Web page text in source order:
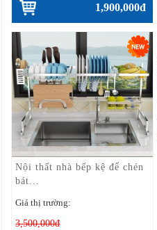
1,900,000đ
Nội thất nhà bếp kệ để chén
bát...
Giá thị trường:
3,500,000đ